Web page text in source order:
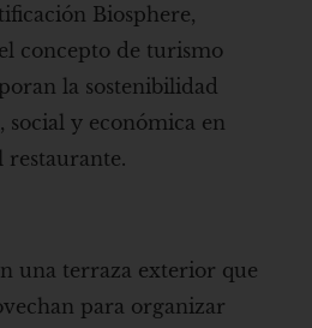
Biosphere,
concepto de turismo
la sostenibilidad
social y económica en
restaurante.
una terraza exterior que
para organizar